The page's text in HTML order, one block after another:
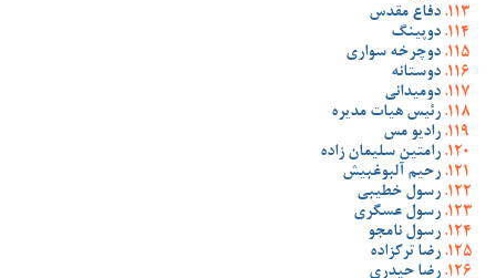
دفاع مقدس
دوپینگ
دوچرخه سواری
دوستانه
دومیدانی
رئیس هیات مدیره
رادیو مس
رامتین سلیمان زاده
رحیم آلبوغبیش
رسول خطیبی
رسول عسگری
رسول نامجو
رضا ترکزاده
رضا حیدری